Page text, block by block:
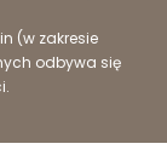
(w zakresie
odbywa się